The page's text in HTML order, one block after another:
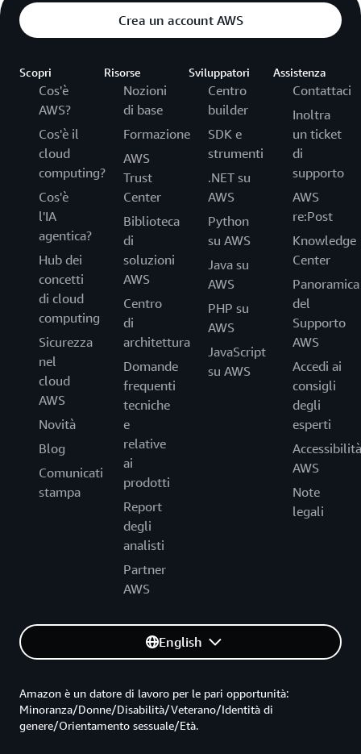
Crea un account AWS
Scopri
Cos'è
AWS?
Cos'è il
cloud
computing?
Cos'è
l'IA
agentica?
Hub dei
concetti
di cloud
computing
Sicurezza
nel
cloud
AWS
Novità
Blog
Comunicati
stampa
Risorse
Nozioni
di base
Formazione
AWS
Trust
Center
Biblioteca
di
soluzioni
AWS
Centro
di
architettura
Domande
frequenti
tecniche
e
relative
ai
prodotti
Report
degli
analisti
Partner
AWS
Sviluppatori
Centro
builder
SDK e
strumenti
.NET su
AWS
Python
su AWS
Java su
AWS
PHP su
AWS
JavaScript
su AWS
Assistenza
Contattaci
Inoltra
un ticket
di
supporto
AWS
re:Post
Knowledge
Center
Panoramica
del
Supporto
AWS
Accedi ai
consigli
degli
esperti
Accessibilità
AWS
Note
legali
English
Amazon è un datore di lavoro per le pari opportunità:
Minoranza/Donne/Disabilità/Veterano/Identità di
genere/Orientamento sessuale/Età.